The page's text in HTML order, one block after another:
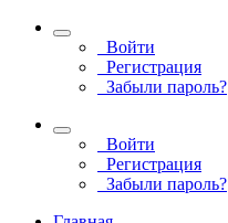
Войти
Регистрация
Забыли пароль?
Войти
Регистрация
Забыли пароль?